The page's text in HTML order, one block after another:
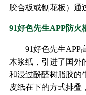
胶合板或刨花板）通
91好色先生APP防火板
91好色先生APP
木浆纸，引进了
和浸过酚醛树脂胶的
皮纸在下的方式排叠